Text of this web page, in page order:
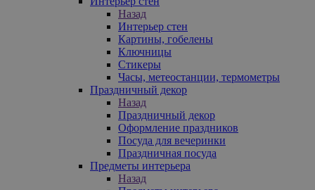
Назад
Интерьер стен
Картины, гобелены
Ключницы
Стикеры
Часы, метеостанции, термометры
Праздничный декор
Назад
Праздничный декор
Оформление праздников
Посуда для вечеринки
Праздничная посуда
Предметы интерьера
Назад